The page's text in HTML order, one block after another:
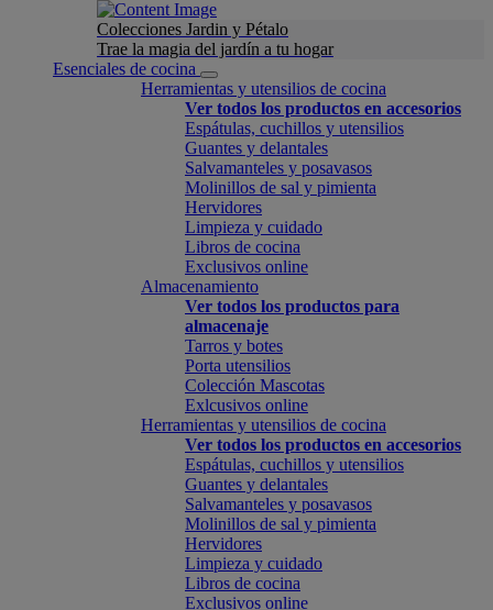
Colecciones Jardin y Pétalo
Trae la magia del jardín a tu hogar
Esenciales de cocina
Herramientas y utensilios de cocina
Ver todos los productos en accesorios
Espátulas, cuchillos y utensilios
Guantes y delantales
Salvamanteles y posavasos
Molinillos de sal y pimienta
Hervidores
Limpieza y cuidado
Libros de cocina
Exclusivos online
Almacenamiento
Ver todos los productos para
almacenaje
Tarros y botes
Porta utensilios
Colección Mascotas
Exlcusivos online
Herramientas y utensilios de cocina
Ver todos los productos en accesorios
Espátulas, cuchillos y utensilios
Guantes y delantales
Salvamanteles y posavasos
Molinillos de sal y pimienta
Hervidores
Limpieza y cuidado
Libros de cocina
Exclusivos online